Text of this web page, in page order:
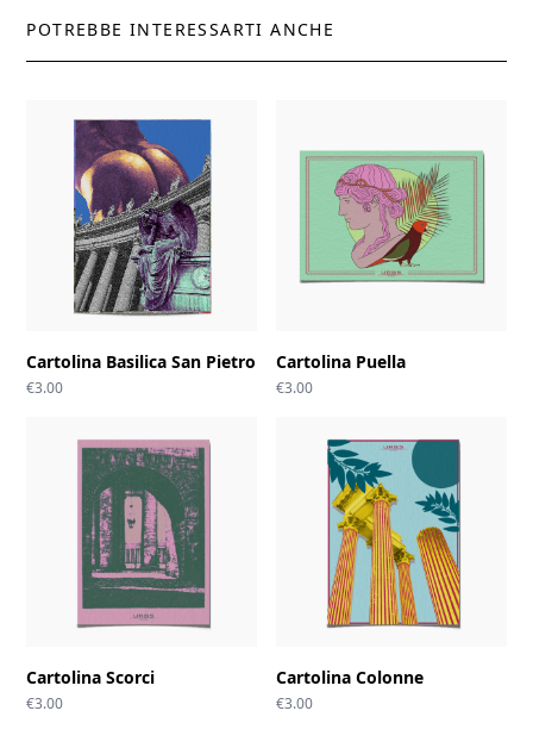
POTREBBE INTERESSARTI ANCHE
Cartolina Basilica San Pietro
€3.00
Cartolina Puella
€3.00
Cartolina Scorci
€3.00
Cartolina Colonne
€3.00